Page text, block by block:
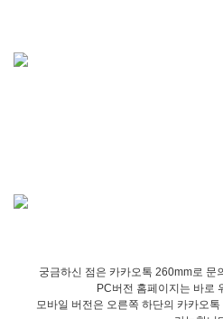
궁금하신 점은 카카오톡 260mm로 문
PC버전 홈페이지는 바로
모바일 버전은 오른쪽 하단의 카카오